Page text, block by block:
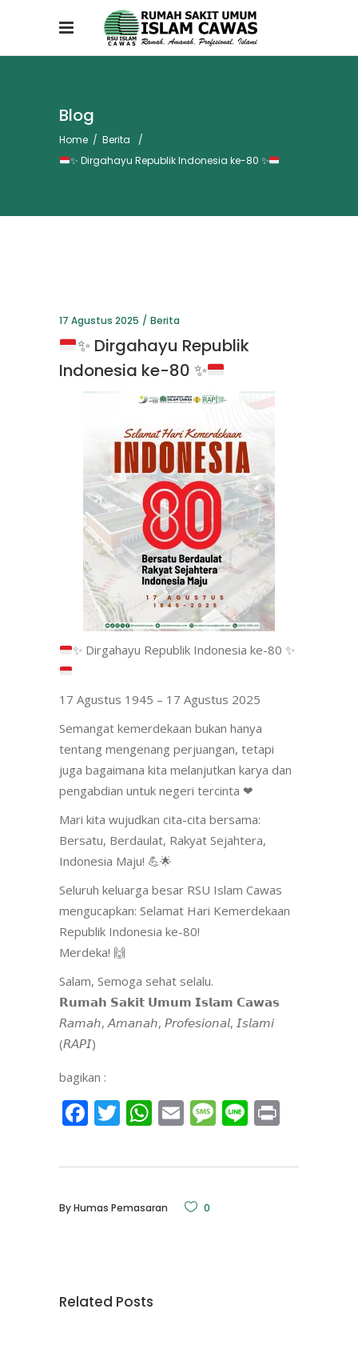
Blog
Home / Berita
/
✨ Dirgahayu Republik Indonesia ke-80 ✨
17 Agustus 2025 Berita
✨Dirgahayu Republik
Indonesia ke-80 ✨
✨ Dirgahayu Republik Indonesia ke-80 ✨
17 Agustus 1945 – 17 Agustus 2025
Semangat kemerdekaan bukan hanya
tentang mengenang perjuangan, tetapi
juga bagaimana kita melanjutkan karya dan
pengabdian untuk negeri tercinta ❤
Mari kita wujudkan cita-cita bersama:
Bersatu, Berdaulat, Rakyat Sejahtera,
Indonesia Maju! 💪🌟
Seluruh keluarga besar RSU Islam Cawas
mengucapkan: Selamat Hari Kemerdekaan
Republik Indonesia ke-80!
Merdeka! 🙌
Salam, Semoga sehat selalu.
𝗥𝘂𝗺𝗮𝗵 𝗦𝗮𝗸𝗶𝘁 𝗨𝗺𝘂𝗺 𝗜𝘀𝗹𝗮𝗺 𝗖𝗮𝘄𝗮𝘀
𝘙𝘢𝘮𝘢𝘩, 𝘈𝘮𝘢𝘯𝘢𝘩, 𝘗𝘳𝘰𝘧𝘦𝘴𝘪𝘰𝘯𝘢𝘭, 𝘐𝘴𝘭𝘢𝘮𝘪
(𝘙𝘈𝘗𝘐)
bagikan :
Facebook
Twitter
WhatsApp
EmailMessage
Line
ByHumas Pemasaran 0
Related Posts